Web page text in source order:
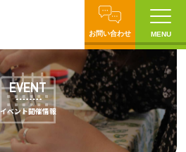
お問い合わせ MENU
EVENT
イベント開催情報